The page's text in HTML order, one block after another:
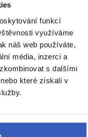
funkcí
využíváme
náš web používáte,
média, inzerci a
s dalšími
které získali v
místa, která odemykají
kontinentu."